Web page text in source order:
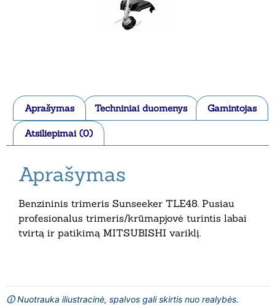
Aprašymas Techniniai duomenys Gamintojas
Atsiliepimai (0)
Aprašymas
Benzininis trimeris Sunseeker TLE48. Pusiau
profesionalus trimeris/krūmapjovė turintis labai
tvirtą ir patikimą MITSUBISHI variklį.
🛈 Nuotrauka iliustracinė, spalvos gali skirtis nuo realybės.